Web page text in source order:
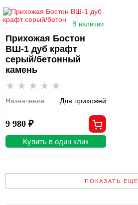
В наличии
Прихожая Бостон
ВШ-1 дуб крафт
серый/бетонный
камень
Назначение Для прихожей
9 980 ₽
Купить в один клик
ПОКАЗАТЬ ЕЩЕ